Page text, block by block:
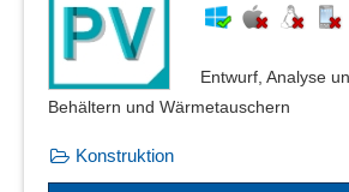
Entwurf, Analyse
Behältern und Wärmetauschern
Konstruktion